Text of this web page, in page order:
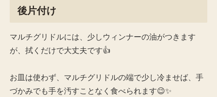
後片付け
マルチグリドルには、少しウィンナーの油がつきます
が、拭くだけで大丈夫です👍
お皿は使わず、マルチグリドルの端で少し冷ませば、手
づかみでも手を汚すことなく食べられます😉✨